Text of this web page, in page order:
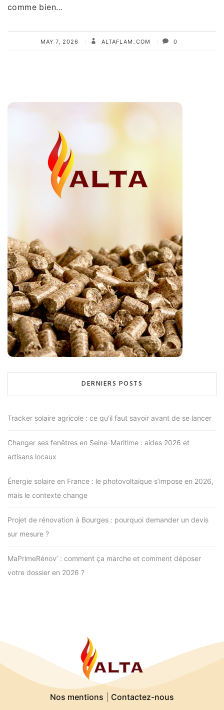
comme bien…
MAY 7, 2026 ALTAFLAM_COM 0
DERNIERS POSTS
Tracker solaire agricole : ce qu’il faut savoir avant de se lancer
Changer ses fenêtres en Seine-Maritime : aides 2026 et
artisans locaux
Énergie solaire en France : le photovoltaïque s’impose en 2026,
mais le contexte change
Projet de rénovation à Bourges : pourquoi demander un devis
sur mesure ?
MaPrimeRénov’ : comment ça marche et comment déposer
votre dossier en 2026 ?
Nos mentions Contactez-nous